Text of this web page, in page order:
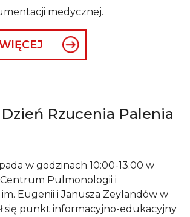
medycznej.
Rzucenia Palenia
w godzinach 10:00-13:00 w
Pulmonologii i
Eugenii i Janusza Zeylandów w
się punkt informacyjno-edukacyjny